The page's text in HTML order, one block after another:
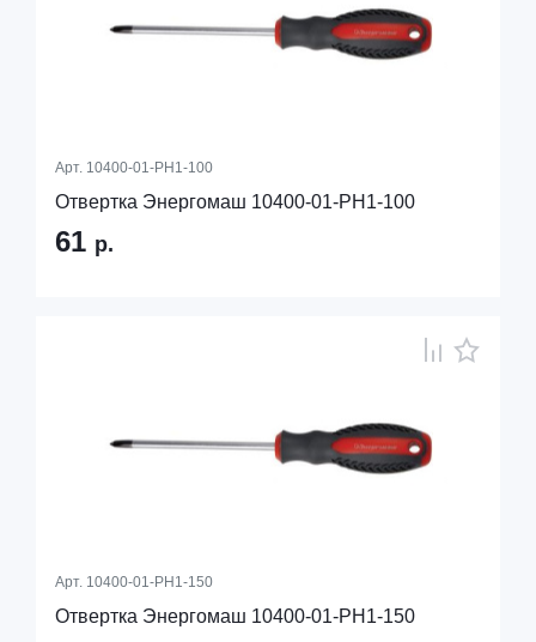
Арт. 10400-01-PH1-100
Отвертка Энергомаш 10400-01-PH1-100
61 р.
Арт. 10400-01-PH1-150
Отвертка Энергомаш 10400-01-PH1-150